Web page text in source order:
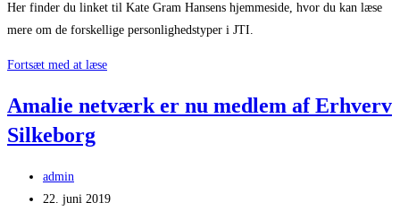
Her finder du linket til Kate Gram Hansens hjemmeside, hvor du kan læse
mere om de forskellige personlighedstyper i JTI.
Fortsæt med at læsePersonprofil
Amalie netværk er nu medlem af Erhverv
Silkeborg
Post
author:
admin
Post
22. juni 2019